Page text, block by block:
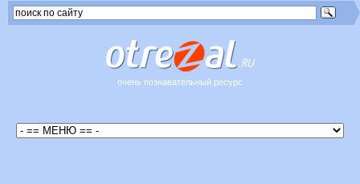
очень познавательный ресурс